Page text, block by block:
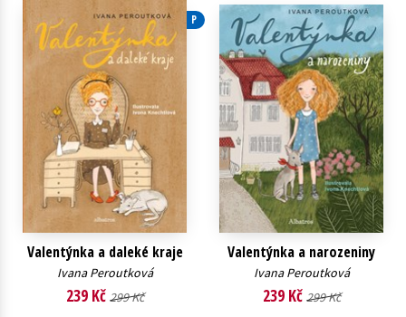
Young adult (SK)
Zahraniční literatura Zdraví a životní styl
Všechny tituly
P
Valentýnka a daleké kraje
Ivana Peroutková
239 Kč 299 Kč
Valentýnka a narozeniny
Ivana Peroutková
239 Kč 299 Kč